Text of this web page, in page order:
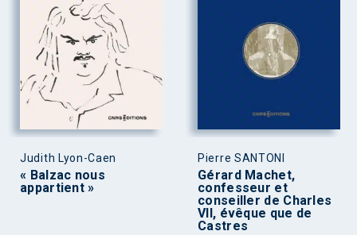
Judith Lyon-Caen
« Balzac nous
appartient »
Pierre SANTONI
Gérard Machet,
confesseur et
conseiller de Charles
VII, évêque que de
Castres